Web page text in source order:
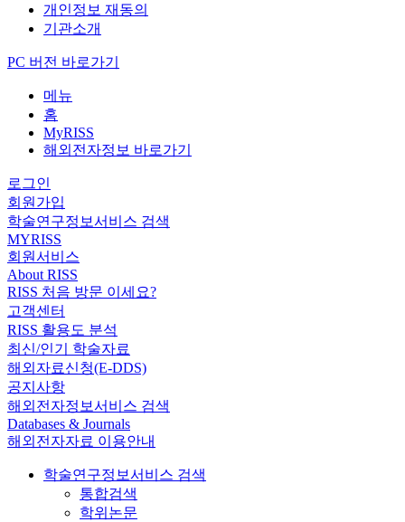
개인정보 재동의
기관소개
PC 버전 바로가기
메뉴
홈
MyRISS
해외전자정보 바로가기
로그인
회원가입
학술연구정보서비스 검색
MYRISS
회원서비스
About RISS
RISS 처음 방문 이세요?
고객센터
RISS 활용도 분석
최신/인기 학술자료
해외자료신청(E-DDS)
공지사항
해외전자정보서비스 검색
Databases & Journals
해외전자자료 이용안내
학술연구정보서비스 검색
통합검색
학위논문